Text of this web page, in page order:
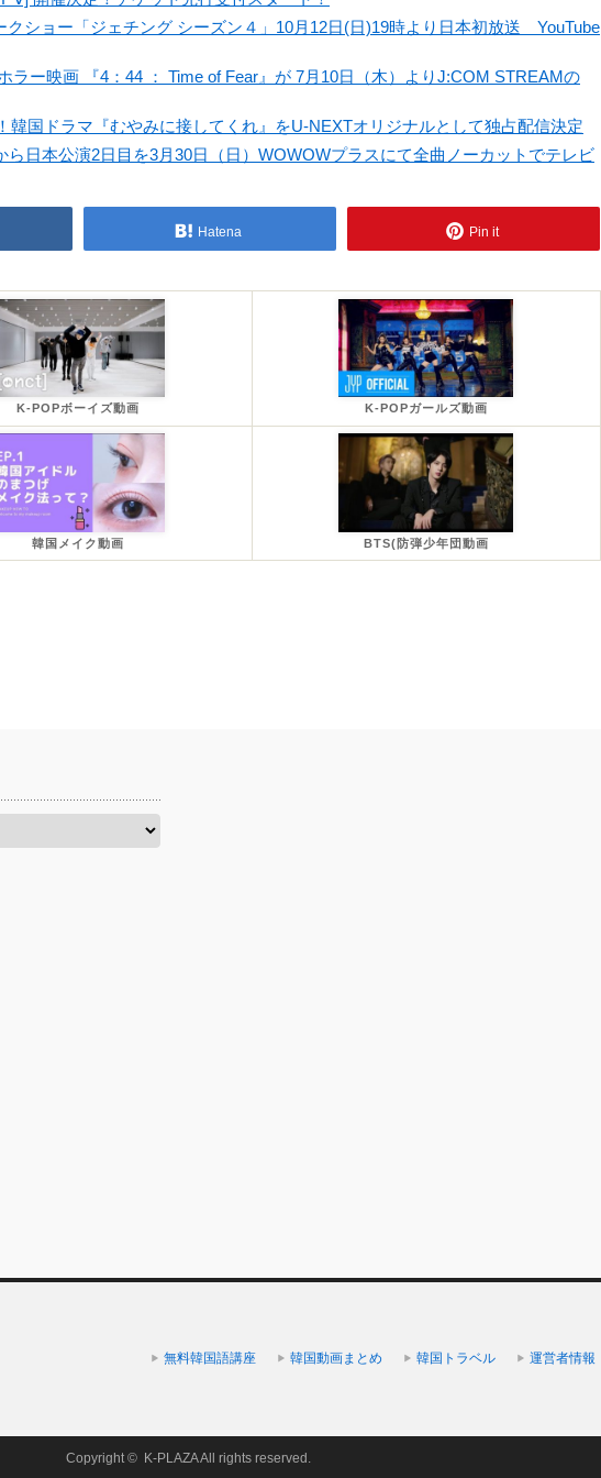
ショー「ジェチング シーズン４」10月12日(日)19時より日本初放送 YouTube
ー映画 『4：44 ： Time of Fear』が 7月10日（木）よりJ:COM STREAMの
国ドラマ『むやみに接してくれ』をU-NEXTオリジナルとして独占配信決定
日本公演2日目を3月30日（日）WOWOWプラスにて全曲ノーカットでテレビ
Hatena Pin it
K-POPボーイズ動画 K-POPガールズ動画
韓国メイク動画 BTS(防弾少年団動画
無料韓国語講座 韓国動画まとめ 韓国トラベル 運営者情報
Copyright © K-PLAZAAll rights reserved.